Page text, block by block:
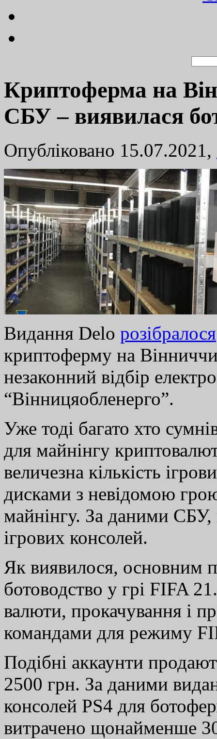
Криптоферма на
СБУ – виявилася
Опубліковано 15.07.2021,
Видання Delo розібралося
криптоферму на
незаконний відбір
“Вінницяобленерго”.
Уже тоді багато хто
для майнінгу
величезна кількість
дисками з невідомою
майнінгу. За даними СБУ,
ігрових консолей.
Як виявилося, основним
ботоводство у грі FIFA
валюти, прокачування і
командами для режиму
Подібні аккаунти
2500 грн. За даними
консолей PS4 для
витрачено щонайменше